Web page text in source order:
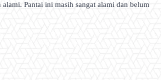
Pantai ini masih sangat alami dan belum